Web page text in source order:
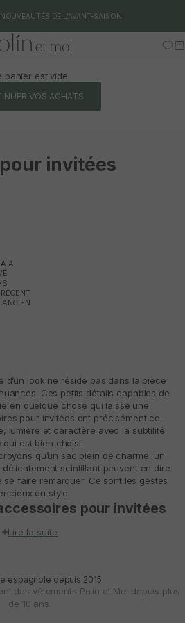
DE L'AVANT-SAISON
et moi
panier est vide
VOS ACHATS
invitées
A
d’un look ne réside pas dans la pièce
Ces petits détails capables de
en quelque chose qui laisse une
pour invitées ont précisément ce
lumière et caractère avec la subtilité
qui est bien choisi.
qu’un sac plein de charme, un
scintillant peuvent en dire
faire remarquer. Ce sont les gestes
du style.
pour invitées
Nous recherchons la délicatesse,
naturellement.
le romantisme aux finitions
les moments sous les étoiles, chaque
Lire la suite
espagnole depuis 2015
des vêtements Polin et Moi depuis plus
de 10 ans.